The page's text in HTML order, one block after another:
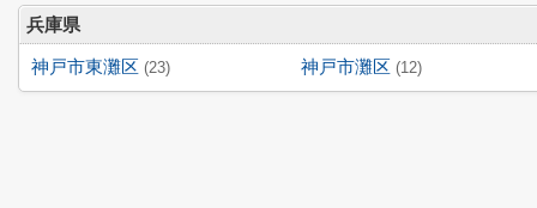
兵庫県
神戸市東灘区 (23) 神戸市灘区 (12)